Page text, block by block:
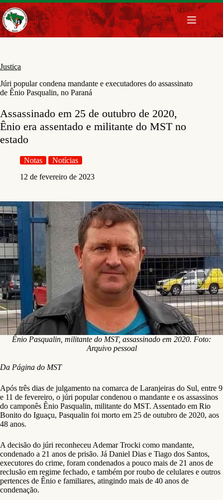
Pular
para
o
conteúdo
Justiça
Júri popular condena mandante e executadores do assassinato
de Ênio Pasqualin, no Paraná
Assassinado em 25 de outubro de 2020,
Ênio era assentado e militante do MST no
estado
Notas
Notícias
12 de fevereiro de 2023
Ênio Pasqualin, militante do MST, assassinado em 2020. Foto:
Arquivo pessoal
Da Página do MST
Após três dias de julgamento na comarca de Laranjeiras do Sul, entre 9
e 11 de fevereiro, o júri popular condenou o mandante e os assassinos
do camponês Ênio Pasqualin, militante do MST. Assentado em Rio
Bonito do Iguaçu, Pasqualin foi morto em 25 de outubro de 2020, aos
48 anos.
A decisão do júri reconheceu Ademar Trocki como mandante,
condenado a 21 anos de prisão. Já Daniel Dias e Tiago dos Santos,
executores do crime, foram condenados a pouco mais de 21 anos de
reclusão em regime fechado, e também por roubo de celulares e outros
pertences de Ênio e familiares, atingindo mais de 40 anos de
condenação.